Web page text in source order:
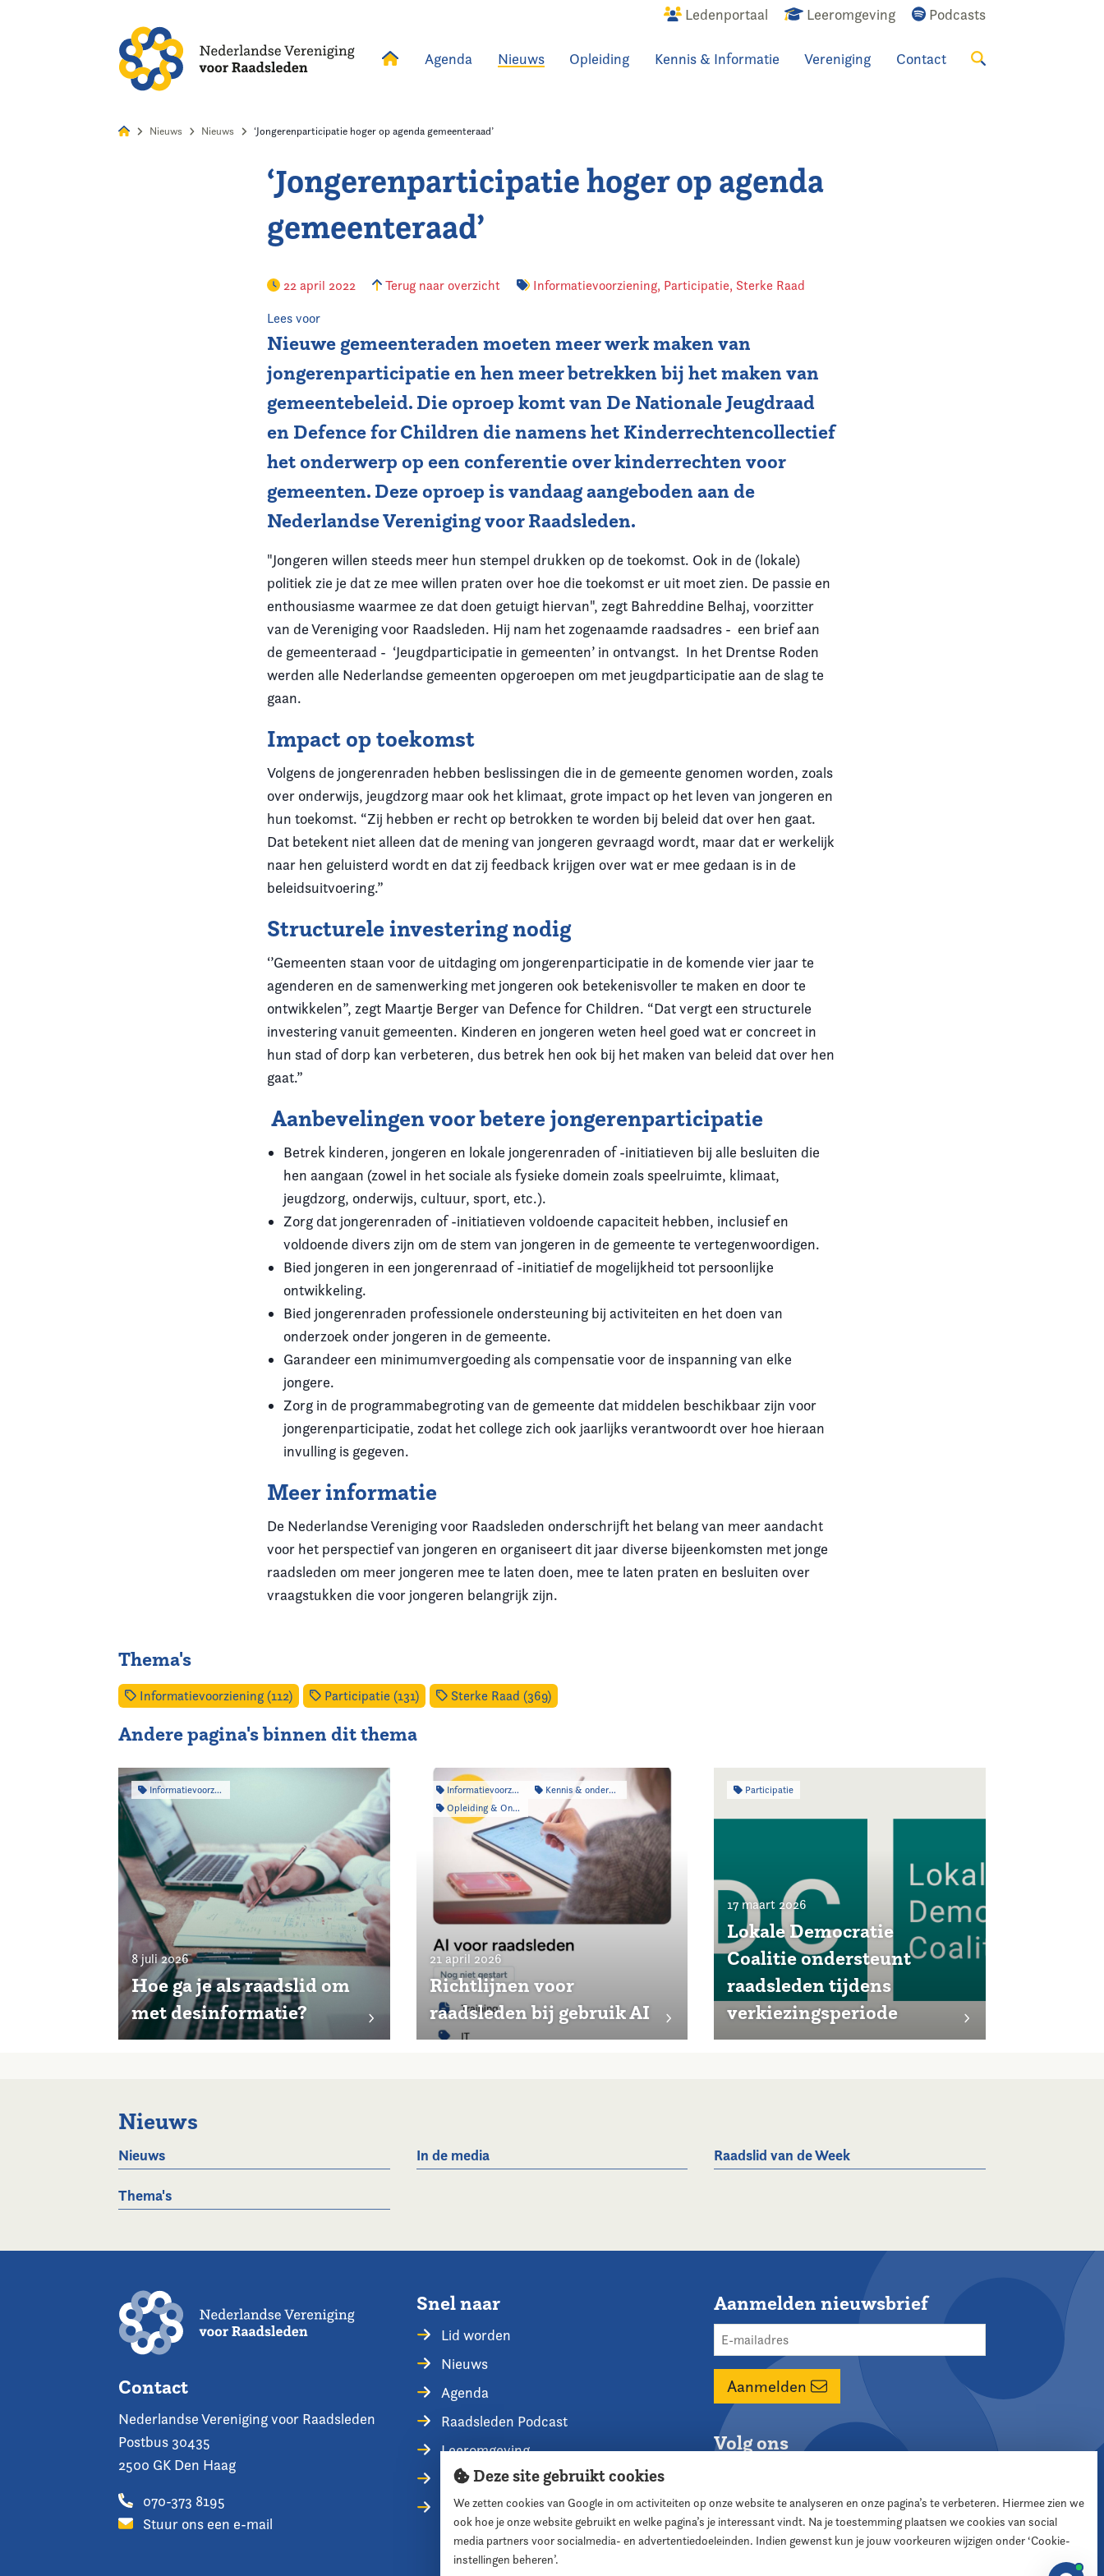
Ledenportaal Leeromgeving Podcasts
Agenda Nieuws Opleiding Kennis & Informatie Vereniging Contact
Nieuws Nieuws ‘Jongerenparticipatie hoger op agenda gemeenteraad’
‘Jongerenparticipatie hoger op agenda
gemeenteraad’
22 april 2022 Terug naar overzicht Informatievoorziening, Participatie, Sterke Raad
Lees voor
Nieuwe gemeenteraden moeten meer werk maken van
jongerenparticipatie en hen meer betrekken bij het maken van
gemeentebeleid. Die oproep komt van De Nationale Jeugdraad
en Defence for Children die namens het Kinderrechtencollectief
het onderwerp op een conferentie over kinderrechten voor
gemeenten. Deze oproep is vandaag aangeboden aan de
Nederlandse Vereniging voor Raadsleden.
"Jongeren willen steeds meer hun stempel drukken op de toekomst. Ook in de (lokale)
politiek zie je dat ze mee willen praten over hoe die toekomst er uit moet zien. De passie en
enthousiasme waarmee ze dat doen getuigt hiervan", zegt Bahreddine Belhaj, voorzitter
van de Vereniging voor Raadsleden. Hij nam het zogenaamde raadsadres - een brief aan
de gemeenteraad - ‘Jeugdparticipatie in gemeenten’ in ontvangst. In het Drentse Roden
werden alle Nederlandse gemeenten opgeroepen om met jeugdparticipatie aan de slag te
gaan.
Impact op toekomst
Volgens de jongerenraden hebben beslissingen die in de gemeente genomen worden, zoals
over onderwijs, jeugdzorg maar ook het klimaat, grote impact op het leven van jongeren en
hun toekomst. “Zij hebben er recht op betrokken te worden bij beleid dat over hen gaat.
Dat betekent niet alleen dat de mening van jongeren gevraagd wordt, maar dat er werkelijk
naar hen geluisterd wordt en dat zij feedback krijgen over wat er mee gedaan is in de
beleidsuitvoering.”
Structurele investering nodig
‘’Gemeenten staan voor de uitdaging om jongerenparticipatie in de komende vier jaar te
agenderen en de samenwerking met jongeren ook betekenisvoller te maken en door te
ontwikkelen”, zegt Maartje Berger van Defence for Children. “Dat vergt een structurele
investering vanuit gemeenten. Kinderen en jongeren weten heel goed wat er concreet in
hun stad of dorp kan verbeteren, dus betrek hen ook bij het maken van beleid dat over hen
gaat.”
Aanbevelingen voor betere jongerenparticipatie
Betrek kinderen, jongeren en lokale jongerenraden of -initiatieven bij alle besluiten die
hen aangaan (zowel in het sociale als fysieke domein zoals speelruimte, klimaat,
jeugdzorg, onderwijs, cultuur, sport, etc.).
Zorg dat jongerenraden of -initiatieven voldoende capaciteit hebben, inclusief en
voldoende divers zijn om de stem van jongeren in de gemeente te vertegenwoordigen.
Bied jongeren in een jongerenraad of -initiatief de mogelijkheid tot persoonlijke
ontwikkeling.
Bied jongerenraden professionele ondersteuning bij activiteiten en het doen van
onderzoek onder jongeren in de gemeente.
Garandeer een minimumvergoeding als compensatie voor de inspanning van elke
jongere.
Zorg in de programmabegroting van de gemeente dat middelen beschikbaar zijn voor
jongerenparticipatie, zodat het college zich ook jaarlijks verantwoordt over hoe hieraan
invulling is gegeven.
Meer informatie
De Nederlandse Vereniging voor Raadsleden onderschrijft het belang van meer aandacht
voor het perspectief van jongeren en organiseert dit jaar diverse bijeenkomsten met jonge
raadsleden om meer jongeren mee te laten doen, mee te laten praten en besluiten over
vraagstukken die voor jongeren belangrijk zijn.
Thema's
Informatievoorziening (112) Participatie (131) Sterke Raad (369)
Andere pagina's binnen dit thema
Informatievoorziening
8 juli 2026
Hoe ga je als raadslid om
met desinformatie?
Informatievoorziening
Kennis & onderzoek
Opleiding & Ontwikkeling
21 april 2026
Richtlijnen voor
raadsleden bij gebruik AI
Participatie
17 maart 2026
Lokale Democratie
Coalitie ondersteunt
raadsleden tijdens
verkiezingsperiode
Nieuws
Nieuws In de media Raadslid van de Week
Thema's
Contact
Nederlandse Vereniging voor Raadsleden
Postbus 30435
2500 GK Den Haag
070-373 8195
Stuur ons een e-mail
Snel naar
Lid worden
Nieuws
Agenda
Raadsleden Podcast
Leeromgeving
Privacyverklaring
Contact opnemen
Aanmelden nieuwsbrief
Aanmelden
Volg ons
Deze site gebruikt cookies
We zetten cookies van Google in om activiteiten op onze website te analyseren en onze pagina’s te verbeteren. Hiermee zien we
ook hoe je onze website gebruikt en welke pagina’s je interessant vindt. Na je toestemming plaatsen we cookies van social
media partners voor socialmedia- en advertentiedoeleinden. Indien gewenst kun je jouw voorkeuren wijzigen onder ‘Cookie-
instellingen beheren’.